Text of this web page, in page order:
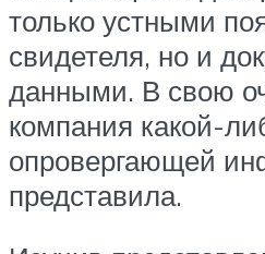
только устными
свидетеля, но и
данными. В свою
компания какой-
опровергающей
представила.